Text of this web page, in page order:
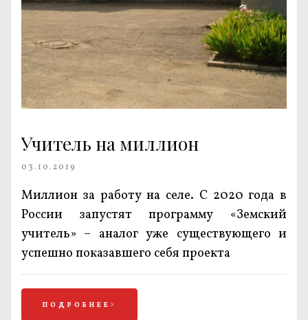
Учитель на миллион
03.10.2019
Миллион за работу на селе. С 2020 года в
России запустят программу «Земский
учитель» – аналог уже существующего и
успешно показавшего себя проекта
ПОДРОБНЕЕ